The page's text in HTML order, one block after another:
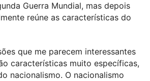
Guerra Mundial, mas depois
reúne as características do
que me parecem interessantes
características muito específicas,
nacionalismo. O nacionalismo